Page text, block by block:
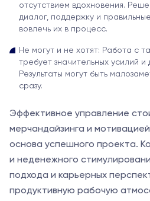
отсутствием вдохновения.
диалог, поддержку и
вовлечь их в процесс.
Не могут и не хотят: Работа с
требует значительных усилий
Результаты могут быть
сразу.
Эффективное управление
мерчандайзинга и
основа успешного проекта.
и неденежного
подхода и карьерных
продуктивную рабочую